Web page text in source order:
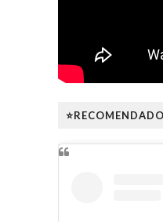
⭐RECOMENDADO